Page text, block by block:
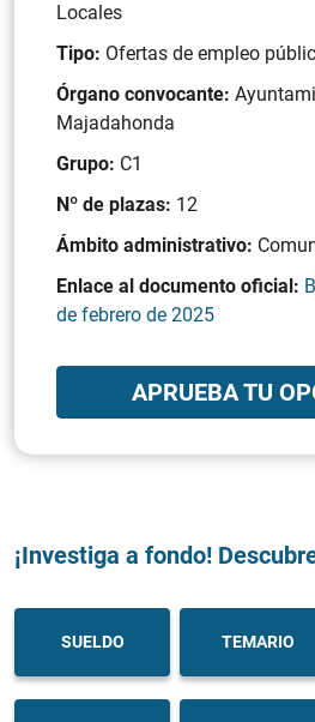
Locales
Tipo: Ofertas de empleo
Órgano convocante:
Majadahonda
Grupo: C1
Nº de plazas: 12
Ámbito administrativo:
Enlace al documento oficial:
de febrero de 2025
APRUEBA TU
¡Investiga a fondo!
SUELDO TEMARIO